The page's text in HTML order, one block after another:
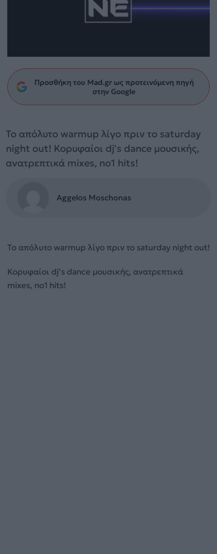
Προσθήκη του Mad.gr ως προτεινόμενη πηγή
στην Google
Το απόλυτο warmup λίγο πριν το saturday
night out! Κορυφαίοι dj's dance μουσικής,
ανατρεπτικά mixes, no1 hits!
Aggelos Moschonas
Το απόλυτο warmup λίγο πριν το saturday night out!
Κορυφαίοι dj’s dance μουσικής, ανατρεπτικά
mixes, no1 hits!